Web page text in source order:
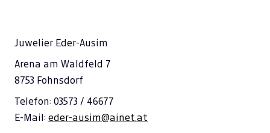
Juwelier Eder-Ausim
Arena am Waldfeld 7
8753 Fohnsdorf
Telefon: 03573 / 46677
E-Mail: eder-ausim@ainet.at